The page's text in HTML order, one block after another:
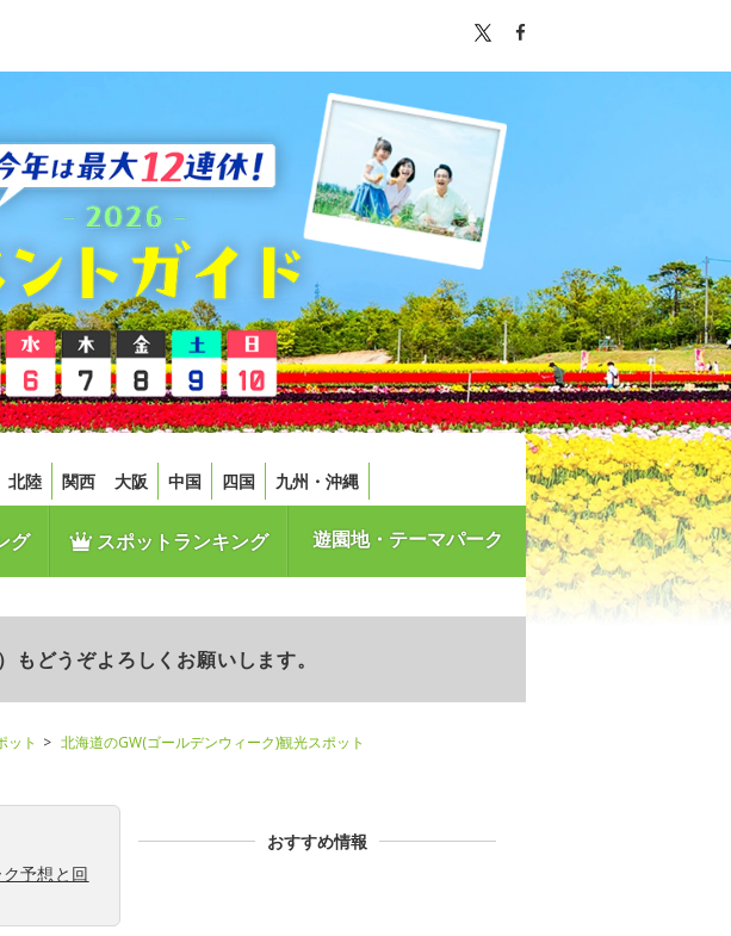
北陸 関西 大阪 中国 四国 九州・沖縄
グ スポットランキング 遊園地・テーマパーク
どうぞよろしくお願いします。
ット
北海道のGW(ゴールデンウィーク)観光スポット
予想と回
おすすめ情報